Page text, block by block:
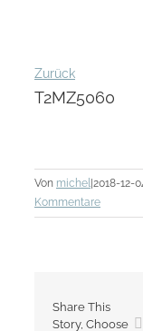
Zurück
T2MZ5060
Von michel |2018-12-
Kommentare
Share This
Story, Choose